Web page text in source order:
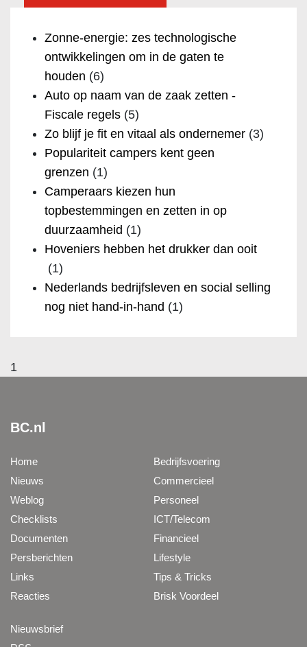
Zonne-energie: zes technologische
ontwikkelingen om in de gaten te
houden (6)
Auto op naam van de zaak zetten -
Fiscale regels (5)
Zo blijf je fit en vitaal als ondernemer (3)
Populariteit campers kent geen
grenzen (1)
Camperaars kiezen hun
topbestemmingen en zetten in op
duurzaamheid (1)
Hoveniers hebben het drukker dan ooit
(1)
Nederlands bedrijfsleven en social selling
nog niet hand-in-hand (1)
1
BC.nl
Home
Nieuws
Weblog
Checklists
Documenten
Persberichten
Links
Reacties
Bedrijfsvoering
Commercieel
Personeel
ICT/Telecom
Financieel
Lifestyle
Tips & Tricks
Brisk Voordeel
Nieuwsbrief